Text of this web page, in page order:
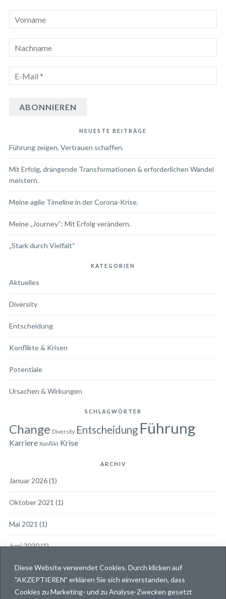
Diese Website verwendet Cookies. Durch klicken auf
"AKZEPTIEREN" erklären Sie sich einverstanden, dass
Cookies zu Marketing- und zu Analyse-Zwecken gesetzt
NEUESTE BEITRÄGE
Führung zeigen, Vertrauen schaffen.
Mit Erfolg, drängende Transformationen & erforderlichen Wandel
meistern.
Meine agile Timeline in der Corona-Krise.
Meine „Journey“: Mit Erfolg verändern.
„Stark durch Vielfalt“
KATEGORIEN
Aktuelles
Diversity
Entscheidung
Konflikte & Krisen
Potentiale
Ursachen & Wirkungen
SCHLAGWÖRTER
Change Diversity Entscheidung Führung
Karriere Konflikt Krise
ARCHIV
Januar 2026(1)
Oktober 2021 (1)
Mai 2021 (1)
Juni 2020(1)
März 2019(1)
Dezember 2018(1)